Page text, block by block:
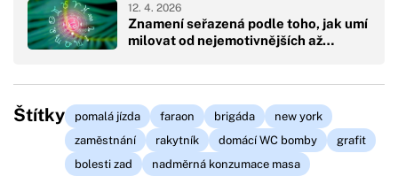
Znamení seřazená podle toho, jak umí
milovat od nejemotivnějších až…
12. 4. 2026
Štítky pomalá jízda faraon brigáda
new york
zaměstnání
rakytník domácí WC bomby
grafit
bolesti zad
nadměrná konzumace masa